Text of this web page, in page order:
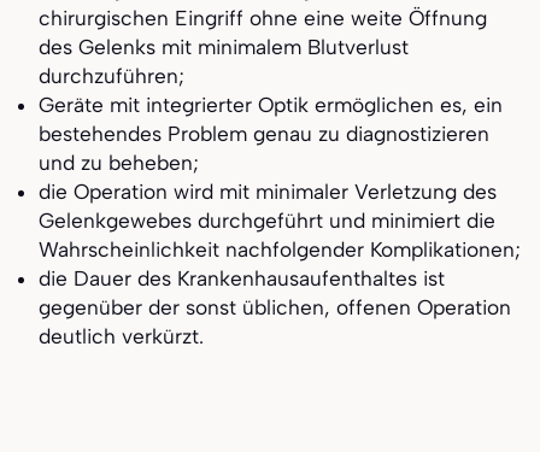
chirurgischen Eingriff ohne eine weite Öffnung
des Gelenks mit minimalem Blutverlust
durchzuführen;
Geräte mit integrierter Optik ermöglichen es, ein
bestehendes Problem genau zu diagnostizieren
und zu beheben;
die Operation wird mit minimaler Verletzung des
Gelenkgewebes durchgeführt und minimiert die
Wahrscheinlichkeit nachfolgender Komplikationen;
die Dauer des Krankenhausaufenthaltes ist
gegenüber der sonst üblichen, offenen Operation
deutlich verkürzt.